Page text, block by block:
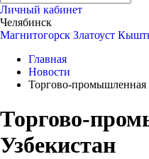
Личный кабинет
Челябинск
Магнитогорск Златоуст
Главная
Новости
Торгово-промышленная
Торгово-
Узбекистан